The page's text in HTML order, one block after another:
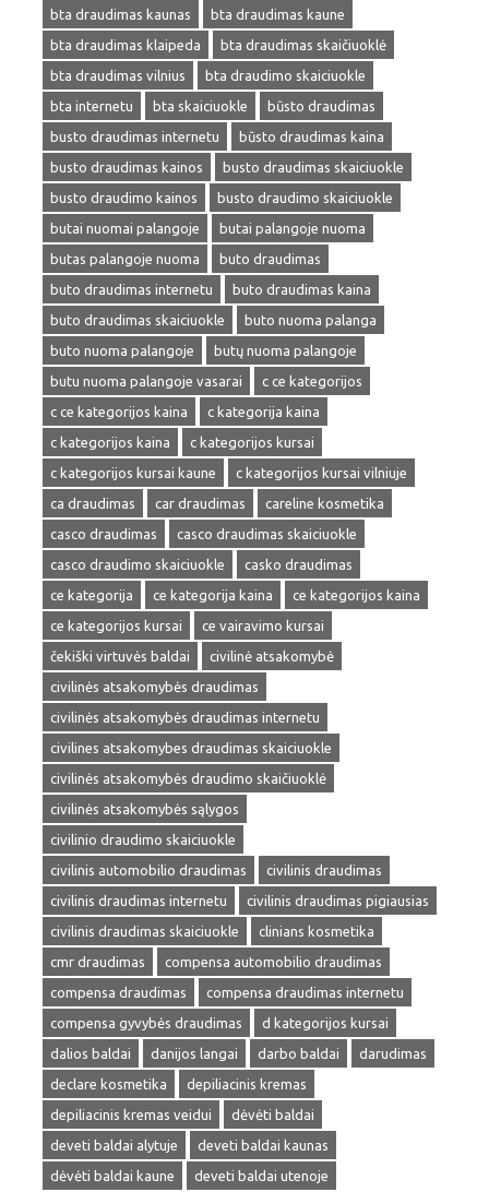
bta draudimas kaunas
bta draudimas kaune
bta draudimas klaipeda
bta draudimas skaičiuoklė
bta draudimas vilnius
bta draudimo skaiciuokle
bta internetu
bta skaiciuokle
būsto draudimas
busto draudimas internetu
būsto draudimas kaina
busto draudimas kainos
busto draudimas skaiciuokle
busto draudimo kainos
busto draudimo skaiciuokle
butai nuomai palangoje
butai palangoje nuoma
butas palangoje nuoma
buto draudimas
buto draudimas internetu
buto draudimas kaina
buto draudimas skaiciuokle
buto nuoma palanga
buto nuoma palangoje
butų nuoma palangoje
butu nuoma palangoje vasarai
c ce kategorijos
c ce kategorijos kaina
c kategorija kaina
c kategorijos kaina
c kategorijos kursai
c kategorijos kursai kaune
c kategorijos kursai vilniuje
ca draudimas
car draudimas
careline kosmetika
casco draudimas
casco draudimas skaiciuokle
casco draudimo skaiciuokle
casko draudimas
ce kategorija
ce kategorija kaina
ce kategorijos kaina
ce kategorijos kursai
ce vairavimo kursai
čekiški virtuvės baldai
civilinė atsakomybė
civilinės atsakomybės draudimas
civilinės atsakomybės draudimas internetu
civilines atsakomybes draudimas skaiciuokle
civilinės atsakomybės draudimo skaičiuoklė
civilinės atsakomybės sąlygos
civilinio draudimo skaiciuokle
civilinis automobilio draudimas
civilinis draudimas
civilinis draudimas internetu
civilinis draudimas pigiausias
civilinis draudimas skaiciuokle
clinians kosmetika
cmr draudimas
compensa automobilio draudimas
compensa draudimas
compensa draudimas internetu
compensa gyvybės draudimas
d kategorijos kursai
dalios baldai
danijos langai darbo baldai
darudimas
declare kosmetika
depiliacinis kremas
depiliacinis kremas veidui
dėvėti baldai
deveti baldai alytuje
deveti baldai kaunas
dėvėti baldai kaune
deveti baldai utenoje